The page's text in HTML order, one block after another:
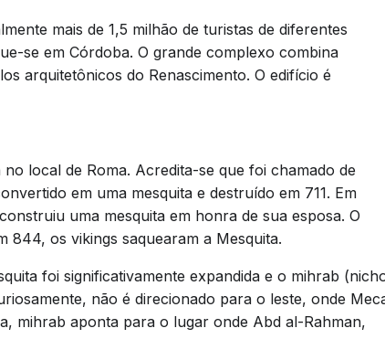
mais de 1,5 milhão de turistas de diferentes
se em Córdoba. O grande complexo combina
arquitetônicos do Renascimento. O edifício é
local de Roma. Acredita-se que foi chamado de
em uma mesquita e destruído em 711. Em
uma mesquita em honra de sua esposa. O
844, os vikings saquearam a Mesquita.
foi significativamente expandida e o mihrab
não é direcionado para o leste, onde
mihrab aponta para o lugar onde Abd al-Rahman,